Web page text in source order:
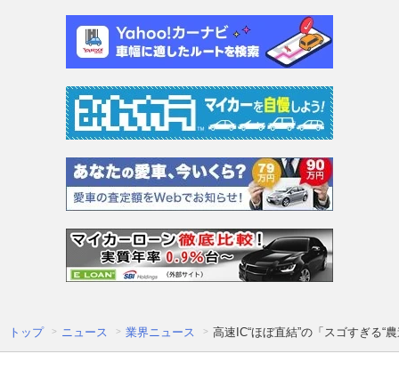
トップ ニュース 業界ニュース 高速IC“ほぼ直結”の「スゴすぎる“